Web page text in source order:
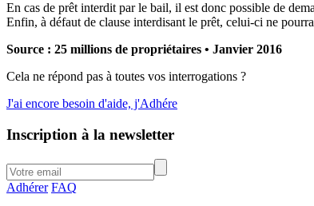
En cas de prêt interdit par le bail, il est donc possible de
Enfin, à défaut de clause interdisant le prêt, celui-ci ne
Source : 25 millions de propriétaires • Janvier 2016
Cela ne répond pas à toutes vos interrogations ?
J'ai encore besoin d'aide, j'Adhére
Inscription à la newsletter
Adhérer FAQ